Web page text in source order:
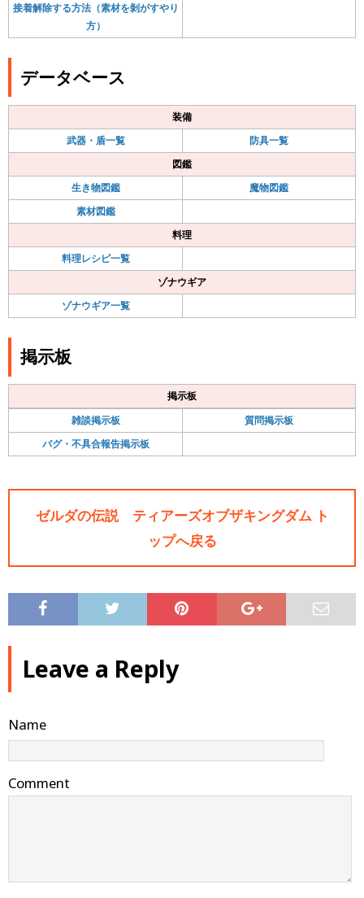
接着解除する方法（素材を剝がすやり
方）
データベース
装備
武器・盾一覧
防具一覧
図鑑
生き物図鑑
魔物図鑑
素材図鑑
料理
料理レシピ一覧
ゾナウギア
ゾナウギア一覧
掲示板
掲示板
雑談掲示板
質問掲示板
バグ・不具合報告掲示板
ゼルダの伝説 ティアーズオブザキングダム ト
ップへ戻る
Leave a Reply
Name
Comment